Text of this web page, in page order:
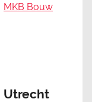
MKB Bouw
Utrecht